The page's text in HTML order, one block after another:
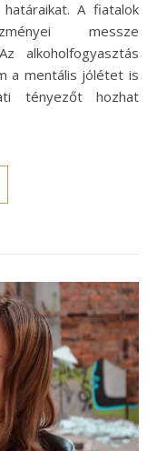
A fiatalok
messze
alkoholfogyasztás
a mentális jólétet is
tényezőt hozhat